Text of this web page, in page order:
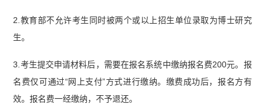
2.教育部不允许考生同时被两个或以上招生单位录取为博士研究
生。
3.考生提交申请材料后，需要在报名系统中缴纳报名费200元。报
名费仅可通过“网上支付”方式进行缴纳。缴费成功后，报名方有
效。报名费一经缴纳，不予退还。